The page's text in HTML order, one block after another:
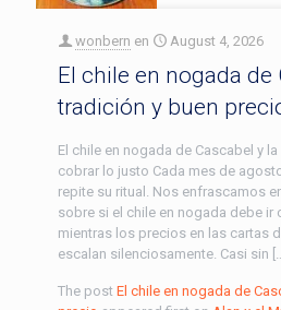
wonbern en August 4, 2026
El chile en nogada de
tradición y buen
El chile en nogada de Cascabel y
cobrar lo justo Cada mes de
repite su ritual. Nos enfrascamos
sobre si el chile en nogada debe ir
mientras los precios en las cartas
escalan silenciosamente. Casi sin […]
The post El chile en nogada de